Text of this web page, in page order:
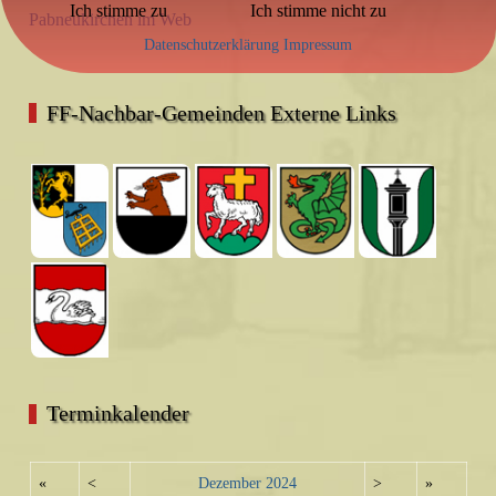
Pabneukirchen im Web
FF-Nachbar-Gemeinden Externe Links
Terminkalender
« < Dezember 2024 > »
Ich stimme zu Ich stimme nicht zu
Datenschutzerklärung Impressum